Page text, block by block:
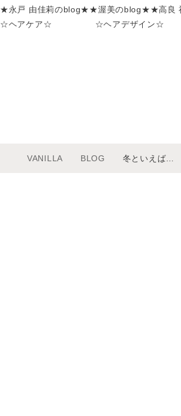
★永戸 由佳莉のblog★★渥美のblog★★高良
☆ヘアケア☆
☆ヘアデザイン☆
VANILLA BLOG 冬といえば…